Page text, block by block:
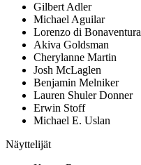
Gilbert Adler
Michael Aguilar
Lorenzo di Bonaventura
Akiva Goldsman
Cherylanne Martin
Josh McLaglen
Benjamin Melniker
Lauren Shuler Donner
Erwin Stoff
Michael E. Uslan
Näyttelijät